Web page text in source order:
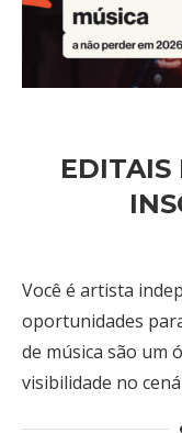
EDITAIS
Você é artista
oportunidades
de música são um
visibilidade no